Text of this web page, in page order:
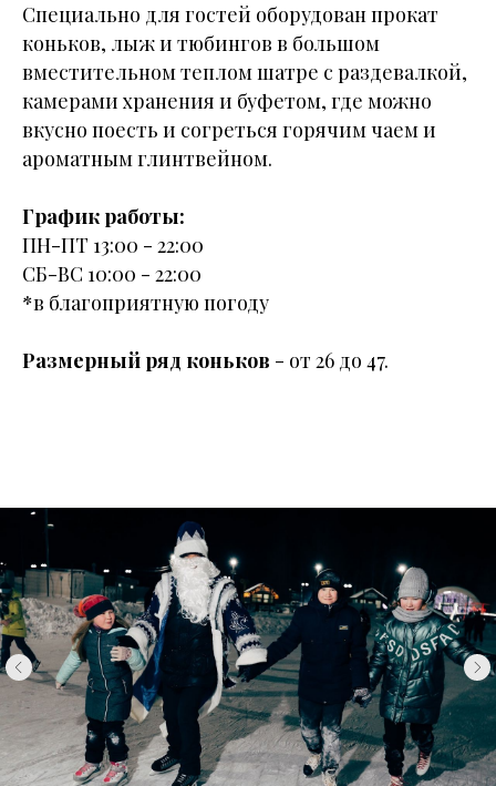
Специально для гостей оборудован прокат
коньков, лыж и тюбингов в большом
вместительном теплом шатре с раздевалкой,
камерами хранения и буфетом, где можно
вкусно поесть и согреться горячим чаем и
ароматным глинтвейном.
График работы:
ПН-ПТ 13:00 - 22:00
СБ-ВС 10:00 - 22:00
*в благоприятную погоду
Размерный ряд коньков - от 26 до 47.